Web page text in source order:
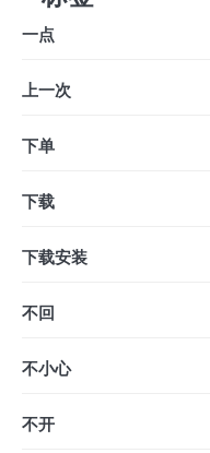
一点
上一次
下单
下载
下载安装
不回
不小心
不开